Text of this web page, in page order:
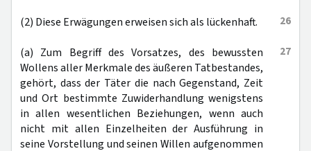
26
(2) Diese Erwägungen erweisen sich als lückenhaft.
27
(a) Zum Begriff des Vorsatzes, des bewussten
Wollens aller Merkmale des äußeren Tatbestandes,
gehört, dass der Täter die nach Gegenstand, Zeit
und Ort bestimmte Zuwiderhandlung wenigstens
in allen wesentlichen Beziehungen, wenn auch
nicht mit allen Einzelheiten der Ausführung in
seine Vorstellung und seinen Willen aufgenommen